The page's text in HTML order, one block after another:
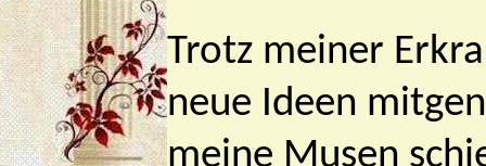
Trotz meiner
neue Ideen
meine Musen